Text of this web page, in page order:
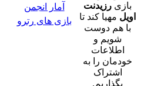
بازی رزیدنت
اویل مهیا کند تا
با هم دوست
شویم و
اطلاعات
خودمان را به
اشتراک
بگذاریم.
آمار انجمن
بازی های رترو